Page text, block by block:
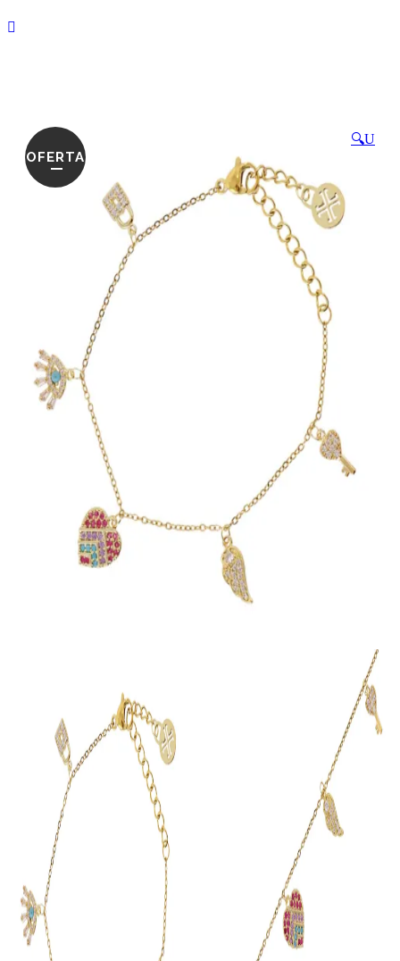
OFERTA
🔍